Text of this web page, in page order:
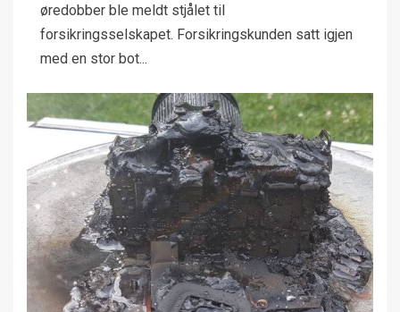
øredobber ble meldt stjålet til
forsikringsselskapet. Forsikringskunden satt igjen
med en stor bot...